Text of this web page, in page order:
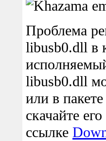
Проблема
libusb0.dll в
libusb0.dll
или в
скачайте
ссылке